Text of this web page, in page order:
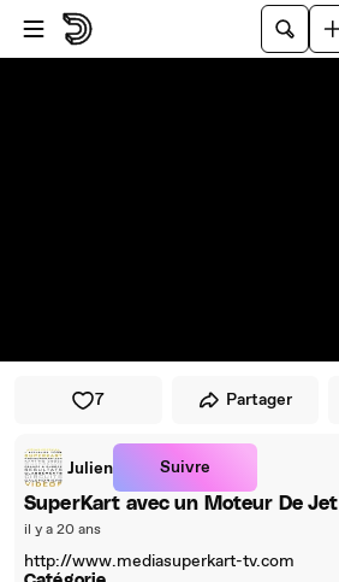
Passer au player
Passer au contenu principal
7 Partager
Julien Suivre
SuperKart avec un Moteur De Jet
il y a 20 ans
http://www.mediasuperkart-tv.com